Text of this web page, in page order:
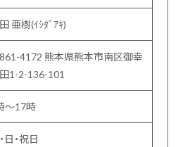
亜樹(ｲｼﾀﾞｱｷ)
4172 熊本県熊本市南区御幸
1-2-136-101
～17時
日・祝日